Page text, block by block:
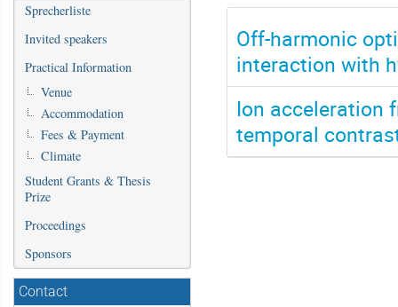
Sprecherliste
Invited speakers
Practical Information
Venue
Accommodation
Fees & Payment
Climate
Student Grants & Thesis
Prize
Proceedings
Sponsors
Contact
Off-harmonic
interaction with
Ion acceleration
temporal